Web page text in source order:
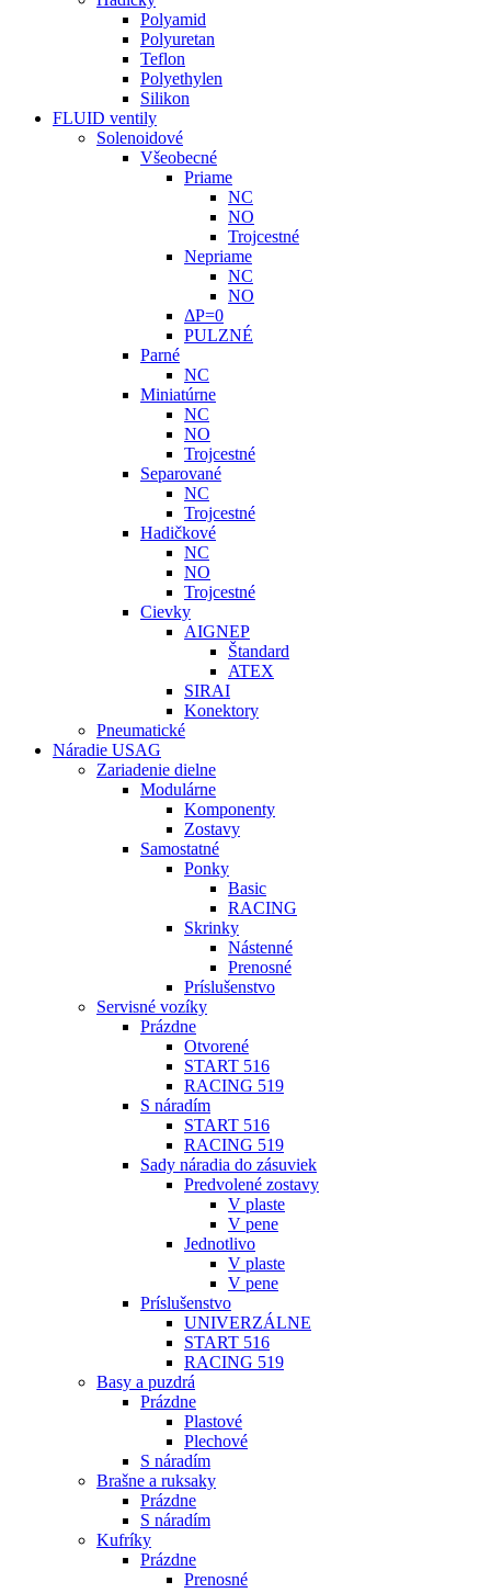
Polyamid
Polyuretan
Teflon
Polyethylen
Silikon
FLUID ventily
Solenoidové
Všeobecné
Priame
NC
NO
Trojcestné
Nepriame
NC
NO
ΔP=0
PULZNÉ
Parné
NC
Miniatúrne
NC
NO
Trojcestné
Separované
NC
Trojcestné
Hadičkové
NC
NO
Trojcestné
Cievky
AIGNEP
Štandard
ATEX
SIRAI
Konektory
Pneumatické
Náradie USAG
Zariadenie dielne
Modulárne
Komponenty
Zostavy
Samostatné
Ponky
Basic
RACING
Skrinky
Nástenné
Prenosné
Príslušenstvo
Servisné vozíky
Prázdne
Otvorené
START 516
RACING 519
S náradím
START 516
RACING 519
Sady náradia do zásuviek
Predvolené zostavy
V plaste
V pene
Jednotlivo
V plaste
V pene
Príslušenstvo
UNIVERZÁLNE
START 516
RACING 519
Basy a puzdrá
Prázdne
Plastové
Plechové
S náradím
Brašne a ruksaky
Prázdne
S náradím
Kufríky
Prázdne
Prenosné